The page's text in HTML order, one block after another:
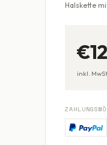
Halskette
inkl.